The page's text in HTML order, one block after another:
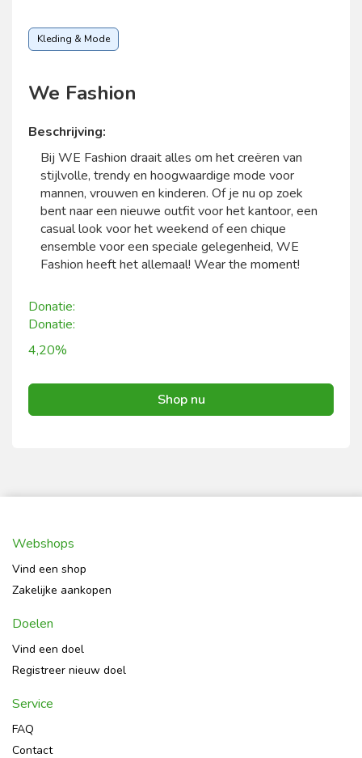
Kleding & Mode
We Fashion
Beschrijving:
Bij WE Fashion draait alles om het creëren van
stijlvolle, trendy en hoogwaardige mode voor
mannen, vrouwen en kinderen. Of je nu op zoek
bent naar een nieuwe outfit voor het kantoor, een
casual look voor het weekend of een chique
ensemble voor een speciale gelegenheid, WE
Fashion heeft het allemaal! Wear the moment!
Donatie:
Donatie:
4,20%
Shop nu
Webshops
Vind een shop
Zakelijke aankopen
Doelen
Vind een doel
Registreer nieuw doel
Service
FAQ
Contact